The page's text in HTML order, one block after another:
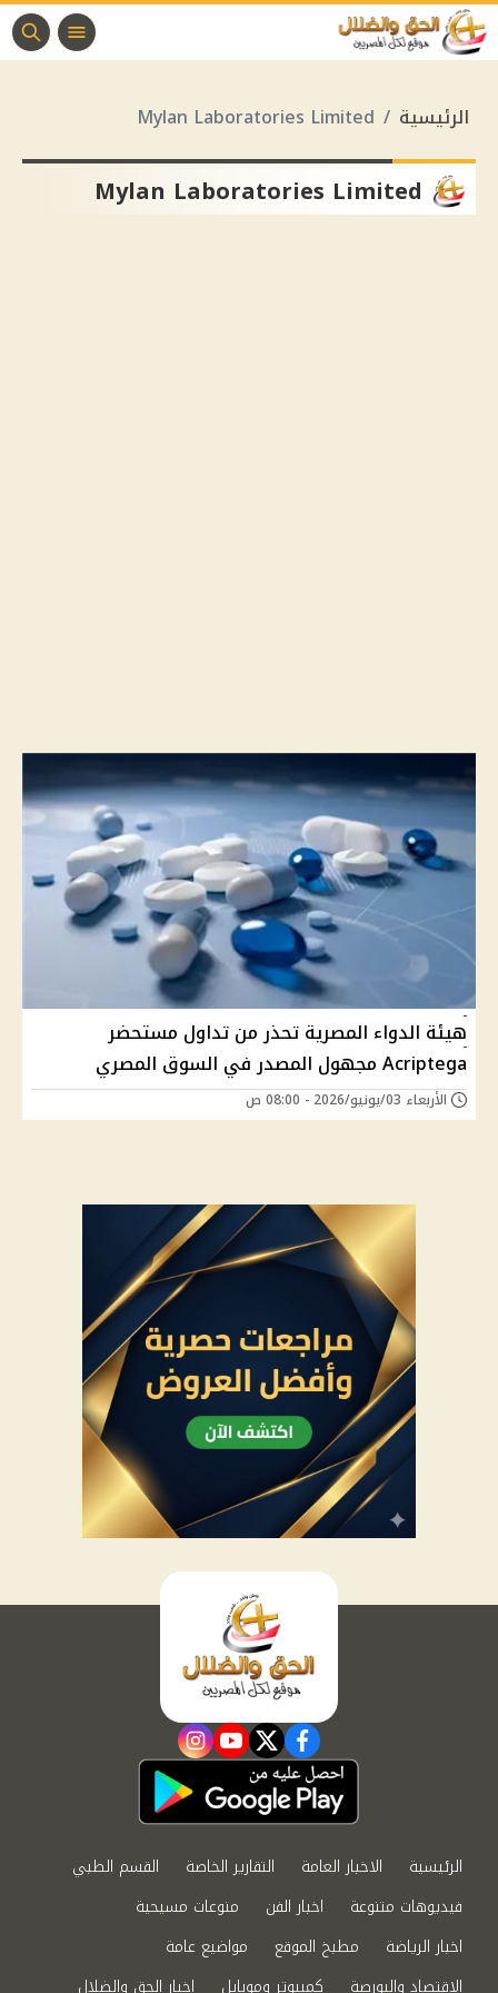
الرئيسية Mylan Laboratories Limited
Mylan Laboratories Limited
هيئة الدواء المصرية تحذر من تداول مستحضر
Acriptega مجهول المصدر في السوق المصري
الأربعاء 03/يونيو/2026 - 08:00 ص
facebook
twitter
youtube
instagram
الرئيسية الاخبار العامة التقارير الخاصة
القسم الطبي
فيديوهات متنوعة
اخبار الفن
منوعات مسيحية
اخبار الرياضة
مطبخ الموقع
مواضيع عامة
الاقتصاد والبورصة
كمبيوتر وموبايل اخبار الحق والضلال